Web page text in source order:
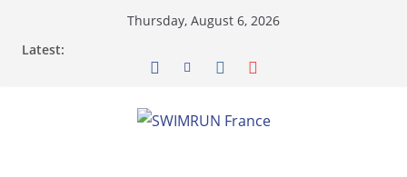
Thursday, August 6, 2026
Latest: